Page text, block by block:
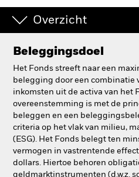
Overzicht
Beleggingsdoel
Het Fonds streeft naar een
belegging door een combinatie
inkomsten uit de activa van het
overeenstemming is met de
beleggen en een
criteria op het vlak van milieu,
(ESG). Het Fonds belegt ten
vermogen in vastrentende
dollars. Hiertoe behoren
geldmarktinstrumenten (d.w.z.